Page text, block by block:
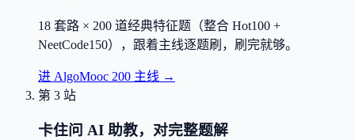
18 套路 × 200 道经典特征题（整合 Hot100 +
NeetCode150），跟着主线逐题刷，刷完就够。
进 AlgoMooc 200 主线 →
第 3 站
卡住问 AI 助教，对完整题解